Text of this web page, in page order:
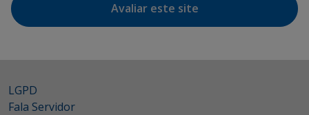
Avaliar este site
LGPD
Fala Servidor